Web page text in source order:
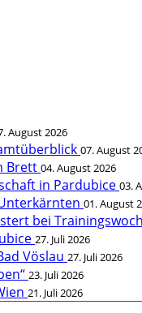
August 2026
07. August
Brett 04. August 2026
in Pardubice 03.
01. August
bei
27. Juli 2026
Vöslau 27. Juli 2026
23. Juli 2026
21. Juli 2026